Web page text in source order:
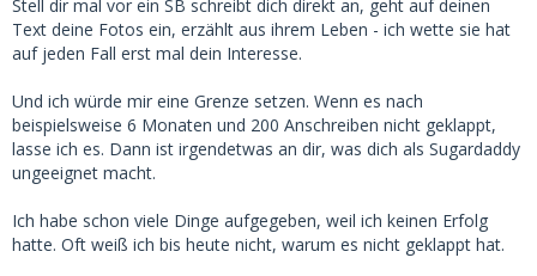
Stell dir mal vor ein SB schreibt dich direkt an, geht auf deinen
Text deine Fotos ein, erzählt aus ihrem Leben - ich wette sie hat
auf jeden Fall erst mal dein Interesse.
Und ich würde mir eine Grenze setzen. Wenn es nach
beispielsweise 6 Monaten und 200 Anschreiben nicht geklappt,
lasse ich es. Dann ist irgendetwas an dir, was dich als Sugardaddy
ungeeignet macht.
Ich habe schon viele Dinge aufgegeben, weil ich keinen Erfolg
hatte. Oft weiß ich bis heute nicht, warum es nicht geklappt hat.